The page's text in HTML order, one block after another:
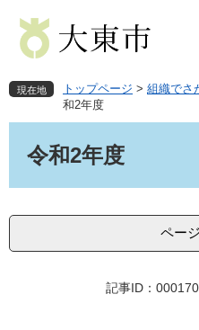
先
で
を
ば
へ
現在地 トップページ > 組織でさ
和2年度
令和2年度
ペー
記事ID：